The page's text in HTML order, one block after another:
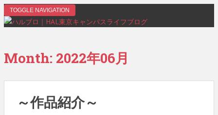
TOGGLE NAVIGATION
Month: 2022年06月
～作品紹介～